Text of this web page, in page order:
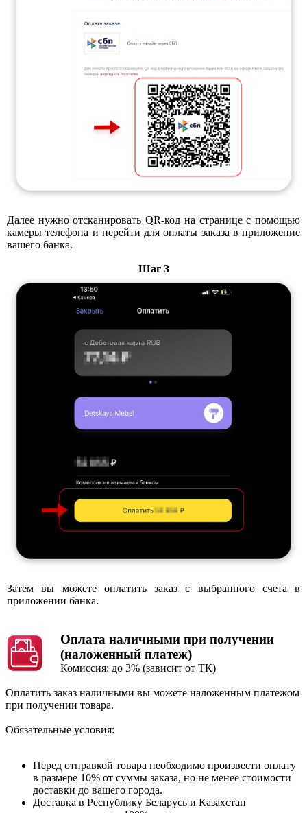
Далее нужно отсканировать QR-код на странице с помощью
камеры телефона и перейти для оплаты заказа в приложение
вашего банка.
Шаг 3
Затем вы можете оплатить заказ с выбранного счета в
приложении банка.
Оплата наличными при получении
(наложенный платеж)
Комиссия: до 3% (зависит от ТК)
Оплатить заказ наличными вы можете наложенным платежом
при получении товара.
Обязательные условия:
Перед отправкой товара необходимо произвести оплату
в размере 10% от суммы заказа, но не менее cтоимости
доставки до вашего города.
Доставка в Республику Беларусь и Казахстан